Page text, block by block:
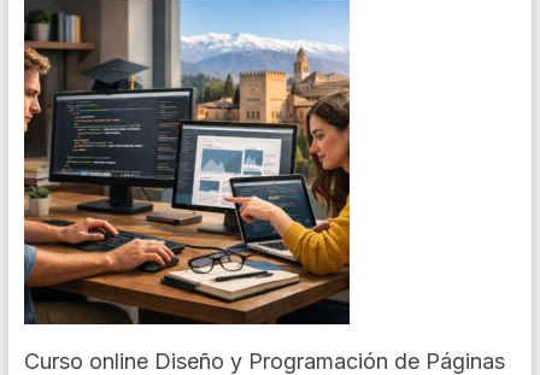
Curso online Diseño y Programación de Páginas